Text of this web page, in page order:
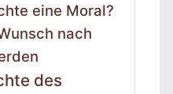
eine Moral?
nach
des